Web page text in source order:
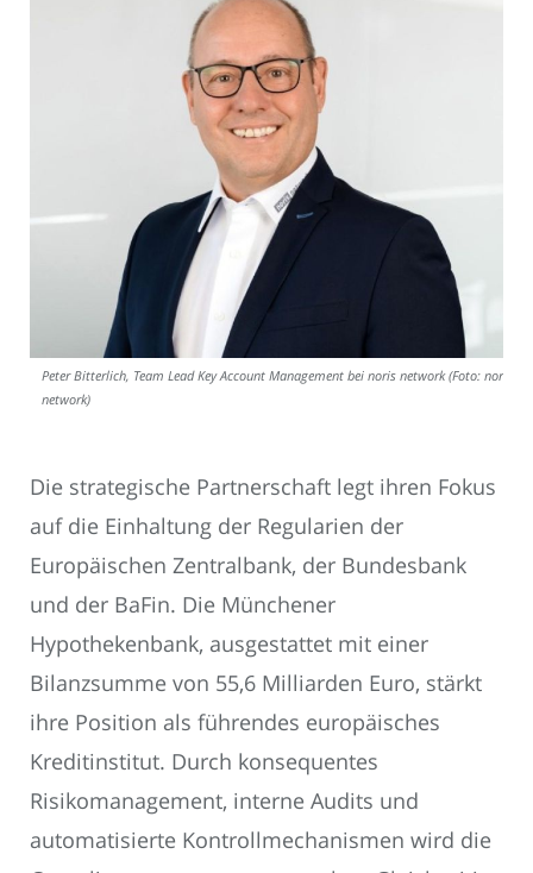
Peter Bitterlich, Team Lead Key Account Management bei noris network (Foto: noris
network)
Die strategische Partnerschaft legt ihren Fokus
auf die Einhaltung der Regularien der
Europäischen Zentralbank, der Bundesbank
und der BaFin. Die Münchener
Hypothekenbank, ausgestattet mit einer
Bilanzsumme von 55,6 Milliarden Euro, stärkt
ihre Position als führendes europäisches
Kreditinstitut. Durch konsequentes
Risikomanagement, interne Audits und
automatisierte Kontrollmechanismen wird die